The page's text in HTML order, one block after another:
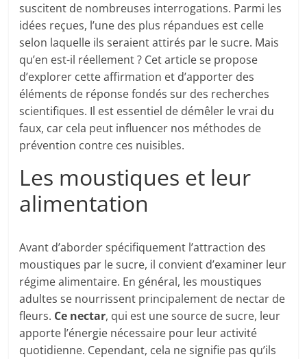
suscitent de nombreuses interrogations. Parmi les
idées reçues, l’une des plus répandues est celle
selon laquelle ils seraient attirés par le sucre. Mais
qu’en est-il réellement ? Cet article se propose
d’explorer cette affirmation et d’apporter des
éléments de réponse fondés sur des recherches
scientifiques. Il est essentiel de démêler le vrai du
faux, car cela peut influencer nos méthodes de
prévention contre ces nuisibles.
Les moustiques et leur
alimentation
Avant d’aborder spécifiquement l’attraction des
moustiques par le sucre, il convient d’examiner leur
régime alimentaire. En général, les moustiques
adultes se nourrissent principalement de nectar de
fleurs. Ce nectar, qui est une source de sucre, leur
apporte l’énergie nécessaire pour leur activité
quotidienne. Cependant, cela ne signifie pas qu’ils